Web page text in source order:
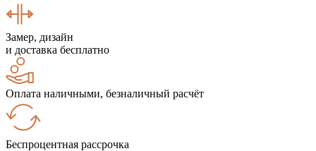
Замер, дизайн
и доставка бесплатно
Оплата наличными, безналичный расчёт
Беспроцентная рассрочка